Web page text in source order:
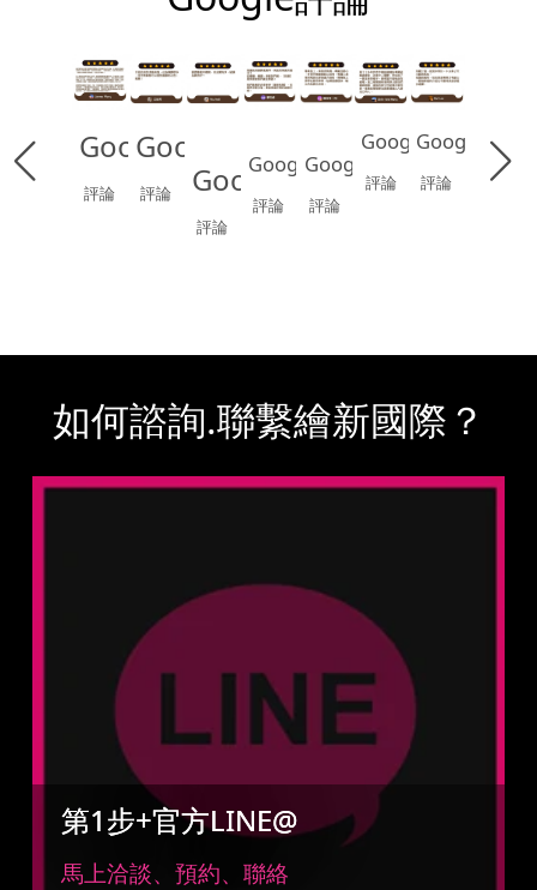
Google
評論
Google
評論 Google
評論
Google
評論
Google
評論
Google
評論
Google
評論
如何諮詢.聯繫繪新國際？
第1步+官方LINE@
馬上洽談、預約、聯絡